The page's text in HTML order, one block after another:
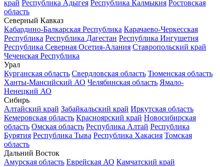
край Республика Адыгея Республика Калмыкия Ростовская
область
Северный Кавказ
Кабардино-Балкарская Республика Карачаево-Черкесская
Республика Республика Дагестан Республика Ингушетия
Республика Северная Осетия-Алания Ставропольский край
Чеченская Республика
Урал
Курганская область Свердловская область Тюменская область
Ханты-Мансийский АО Челябинская область Ямало-
Ненецкий АО
Сибирь
Алтайский край Забайкальский край Иркутская область
Кемеровская область Красноярский край Новосибирская
область Омская область Республика Алтай Республика
Бурятия Республика Тыва Республика Хакасия Томская
область
Дальний Восток
Амурская область Еврейская АО Камчатский край